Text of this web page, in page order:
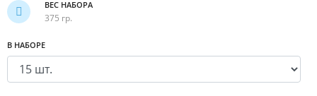
ВЕС НАБОРА
375 гр.
В НАБОРЕ